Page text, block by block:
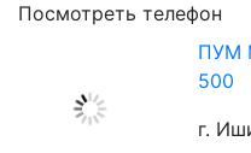
Посмотреть телефон
ПУМ
500
г.